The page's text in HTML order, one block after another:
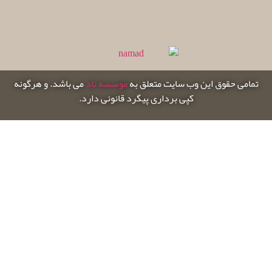
تمامی حقوق این وب سایت متعلق بهموسسه نادمی باشد. و هرگونه
کپی برداری پیگرد قانونی دارد.